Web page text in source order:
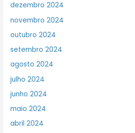
dezembro 2024
novembro 2024
outubro 2024
setembro 2024
agosto 2024
julho 2024
junho 2024
maio 2024
abril 2024